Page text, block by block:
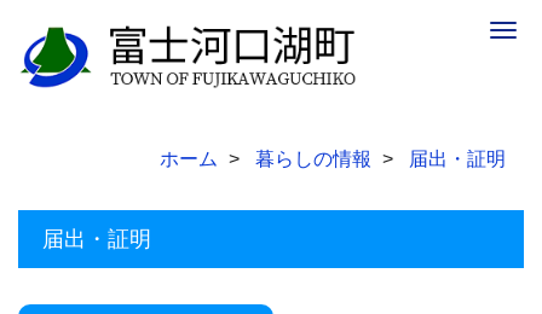
ホーム 暮らしの情報 届出・証明
届出・証明